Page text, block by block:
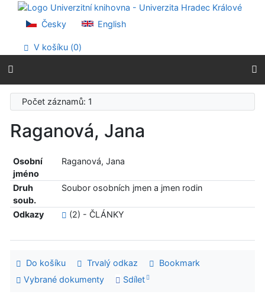
Přejít na obsah
Přejít na menu
Prohlášení o webové přístupnosti
Česky English
V košíku (0)
Počet záznamů: 1
Raganová, Jana
Osobní
jméno
Raganová, Jana
Druh
soub.
Soubor osobních jmen a jmen rodin
Odkazy (2) - ČLÁNKY
Do košíku Trvalý odkaz
Bookmark
Vybrané dokumenty
Sdílet